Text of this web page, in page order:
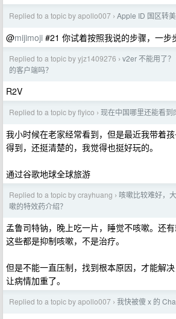
Replied to a topic by apollo007 › Apple ID 国区转
@mijimoji #21 你试着按照我说的步骤，一步
Replied to a topic by yjz1409276 › v2er 不能用了
的客户端吗？
R2V
Replied to a topic by flyico › 现在中国哪里还能看到
我小时候在老家经常看到，但是最近我带着
得到，还挺清楚的，我觉得也挺好玩的。
通过谷歌地球全球旅游
Replied to a topic by crayhuang › 咳嗽比较难好，
嗽的特效药介绍？
孟鲁司特钠，晚上吃一片，睡觉不咳嗽。还有
这些都是抑制咳嗽，不是治疗。
但是不能一直压制，找到根本原因，才能解
让病情加重了。
Replied to a topic by apollo007 › 我快被傻 x 的